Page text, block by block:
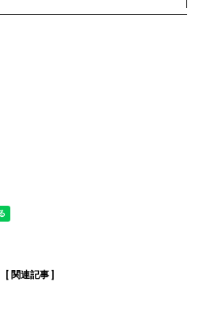
[ 関連記事 ]